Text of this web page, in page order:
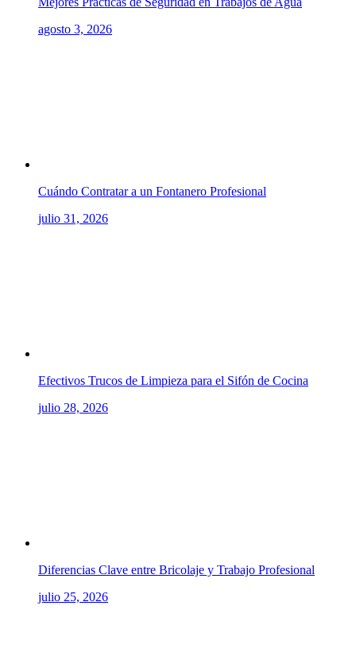
agosto 3, 2026
Cuándo Contratar a un Fontanero Profesional
julio 31, 2026
Efectivos Trucos de Limpieza para el Sifón de Cocina
julio 28, 2026
Diferencias Clave entre Bricolaje y Trabajo Profesional
julio 25, 2026